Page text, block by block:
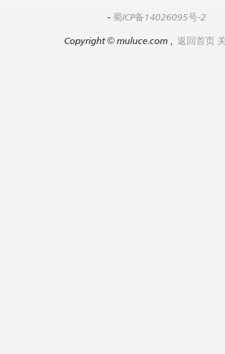
- 蜀ICP备14026095号-2
Copyright©muluce.com , 返回首页